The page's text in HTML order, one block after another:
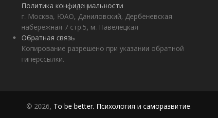
Политика конфидециальности
г. Москва, ЮАО, Даниловский, Дербеневская
набережная 7 стр.5, м. Павелецкая
Обратная связь
Копирование разрешено при указании обратной
гиперссылки.
© 2026, To be better. Психология и саморазвитие.